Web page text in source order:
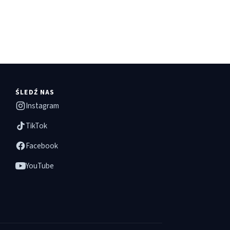
ŚLEDŹ NAS
Instagram
TikTok
Facebook
YouTube